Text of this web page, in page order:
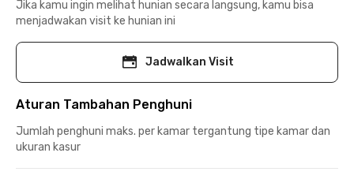
Jika kamu ingin melihat hunian secara langsung, kamu bisa
menjadwakan visit ke hunian ini
Jadwalkan Visit
Aturan Tambahan Penghuni
Jumlah penghuni maks. per kamar tergantung tipe kamar dan
ukuran kasur